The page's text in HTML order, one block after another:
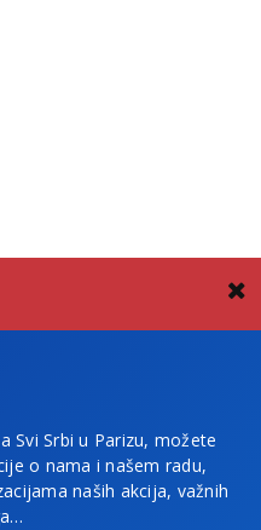
Svi Srbi u Parizu, možete
o nama i našem radu,
naših akcija, važnih